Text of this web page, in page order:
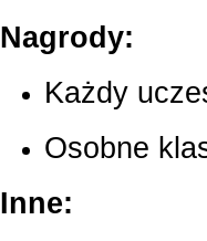
Nagrody:
Każdy
Osobne
Inne: